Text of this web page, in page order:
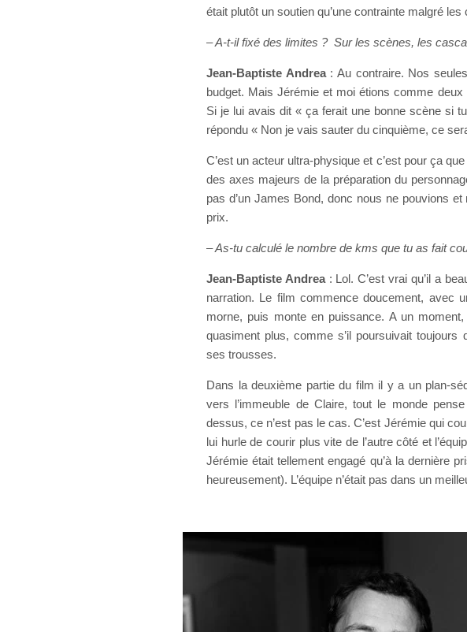
était plutôt un soutien qu’une contrainte malgré
– A-t-il fixé des limites ? Sur les scènes, les
Jean-Baptiste Andrea: Au contraire. Nos
budget. Mais Jérémie et moi étions comme
Si je lui avais dit « ça ferait une bonne scène si
répondu « Non je vais sauter du cinquième, ce
C’est un acteur ultra-physique et c’est pour ça
des axes majeurs de la préparation du
pas d’un James Bond, donc nous ne pouvions
prix.
– As-tu calculé le nombre de kms que tu as fait
Jean-Baptiste Andrea: Lol. C’est vrai qu’il a
narration. Le film commence doucement, avec
morne, puis monte en puissance. A un
quasiment plus, comme s’il poursuivait toujours
ses trousses.
Dans la deuxième partie du film il y a un plan-
vers l’immeuble de Claire, tout le monde
dessus, ce n’est pas le cas. C’est Jérémie qui
lui hurle de courir plus vite de l’autre côté et
Jérémie était tellement engagé qu’à la dernière
heureusement). L’équipe n’était pas dans un